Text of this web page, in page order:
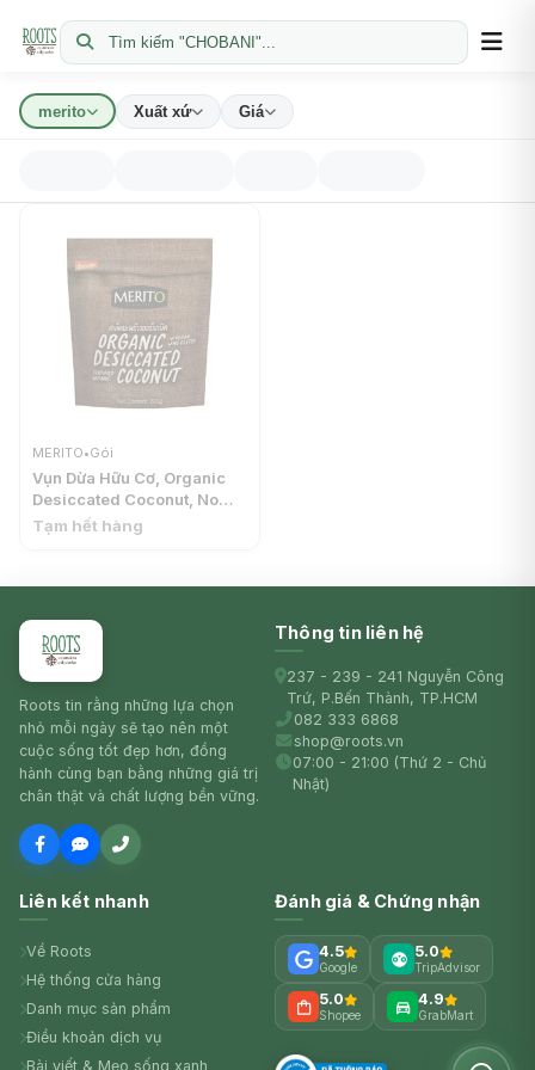
Tìm kiếm "CHOBANI"...
merito Xuất xứ Giá
MERITO•Gói
Vụn Dừa Hữu Cơ, Organic
Desiccated Coconut, No
Gluten (100g) - MERITO
Tạm hết hàng
Roots tin rằng những lựa chọn
nhỏ mỗi ngày sẽ tạo nên một
cuộc sống tốt đẹp hơn, đồng
hành cùng bạn bằng những giá trị
chân thật và chất lượng bền vững.
Thông tin liên hệ
237 - 239 - 241 Nguyễn Công
Trứ, P.Bến Thành, TP.HCM
082 333 6868
shop@roots.vn
07:00 - 21:00 (Thứ 2 - Chủ
Nhật)
Liên kết nhanh
Về Roots
Hệ thống cửa hàng
Danh mục sản phẩm
Điều khoản dịch vụ
Bài viết & Mẹo sống xanh
Đánh giá & Chứng nhận
4.5
Google
5.0
TripAdvisor
5.0
Shopee
4.9
GrabMart